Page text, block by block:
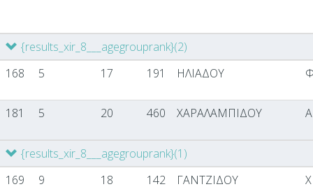
{results_xir_8___agegrouprank}(2)
168
5 17 191 ΗΛΙΑΔΟΥ
181 5 20 460 ΧΑΡΑΛΑΜΠΙΔΟΥ
{results_xir_8___agegrouprank}(1)
169
9 18 142 ΓΑΝΤΖΙΔΟΥ